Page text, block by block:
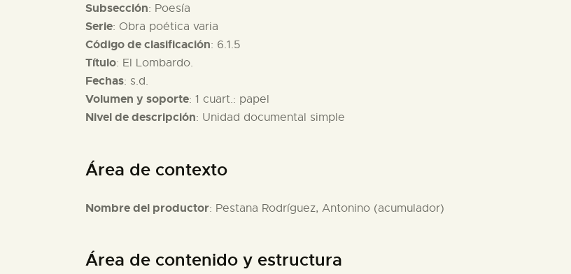
Subsección: Poesía
Serie: Obra poética varia
Código de clasificación: 6.1.5
Título: El Lombardo.
Fechas: s.d.
Volumen y soporte: 1 cuart.: papel
Nivel de descripción: Unidad documental simple
Área de contexto
Nombre del productor: Pestana Rodríguez, Antonino (acumulador)
Área de contenido y estructura